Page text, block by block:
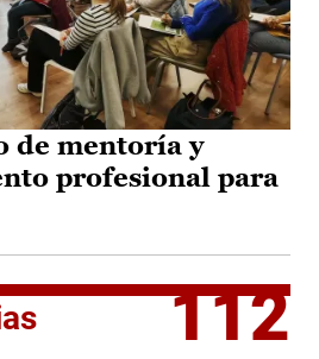
de mentoría y
profesional para
112